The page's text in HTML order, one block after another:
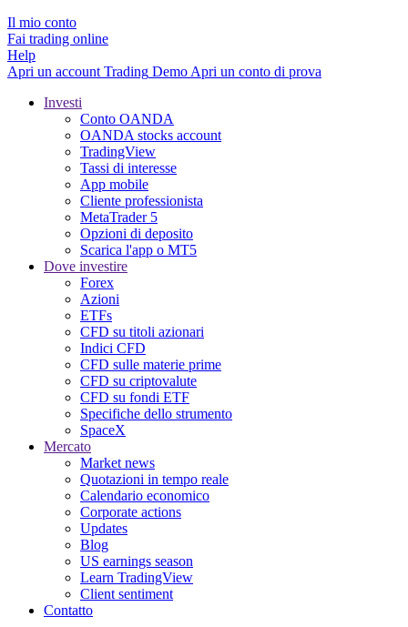
Il mio conto
Fai trading online
Help
Apri un account Trading Demo Apri un conto di prova
Investi
Conto OANDA
OANDA stocks account
TradingView
Tassi di interesse
App mobile
Cliente professionista
MetaTrader 5
Opzioni di deposito
Scarica l'app o MT5
Dove investire
Forex
Azioni
ETFs
CFD su titoli azionari
Indici CFD
CFD sulle materie prime
CFD su criptovalute
CFD su fondi ETF
Specifiche dello strumento
SpaceX
Mercato
Market news
Quotazioni in tempo reale
Calendario economico
Corporate actions
Updates
Blog
US earnings season
Learn TradingView
Client sentiment
Contatto